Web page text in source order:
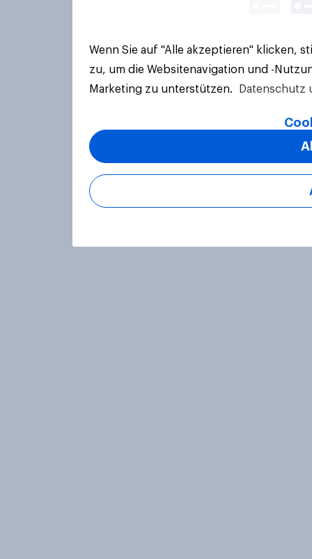
Wenn Sie auf "Alle akzeptieren" klicken,
zu, um die Websitenavigation und -
Marketing zu unterstützen.
Datenschutz